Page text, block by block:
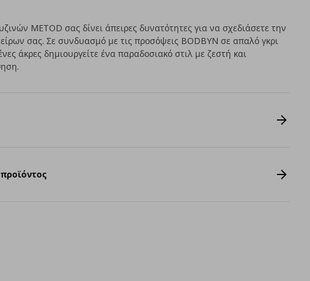
METOD σας δίνει άπειρες δυνατότητες για να σχεδιάσετε την
σας. Σε συνδυασμό με τις προσόψεις BODBYN σε απαλό γκρι
άκρες δημιουργείτε ένα παραδοσιακό στιλ με ζεστή και